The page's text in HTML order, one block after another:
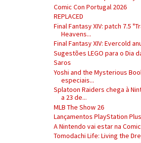
Comic Con Portugal 2026
REPLACED
Final Fantasy XIV: patch 7.5
Heavens...
Final Fantasy XIV: Evercold
Sugestões LEGO para o Dia
Saros
Yoshi and the Mysterious
especiais...
Splatoon Raiders chega à
a 23 de...
MLB The Show 26
Lançamentos PlayStation
A Nintendo vai estar na
Tomodachi Life: Living the